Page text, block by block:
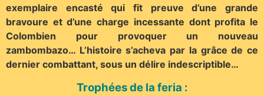
exemplaire encasté qui fit preuve d’une grande
bravoure et d’une charge incessante dont profita le
Colombien pour provoquer un nouveau
zambombazo… L’histoire s’acheva par la grâce de ce
dernier combattant, sous un délire indescriptible…
Trophées de la feria :